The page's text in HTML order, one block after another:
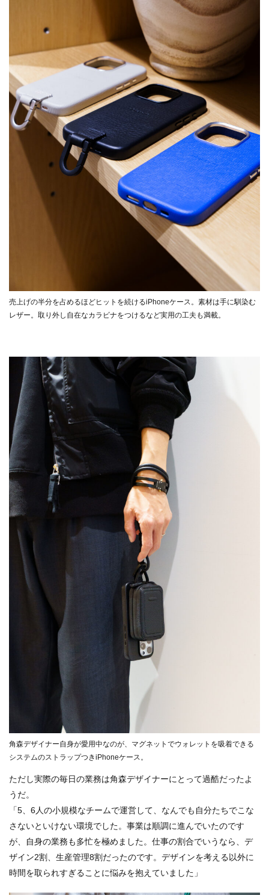
売上げの半分を占めるほどヒットを続けるiPhoneケース。素材は手に馴染む
レザー。取り外し自在なカラビナをつけるなど実用の工夫も満載。
角森デザイナー自身が愛用中なのが、マグネットでウォレットを吸着できる
システムのストラップつきiPhoneケース。
ただし実際の毎日の業務は角森デザイナーにとって過酷だったよ
うだ。
「5、6人の小規模なチームで運営して、なんでも自分たちでこな
さないといけない環境でした。事業は順調に進んでいたのです
が、自身の業務も多忙を極めました。仕事の割合でいうなら、デ
ザイン2割、生産管理8割だったのです。デザインを考える以外に
時間を取られすぎることに悩みを抱えていました」